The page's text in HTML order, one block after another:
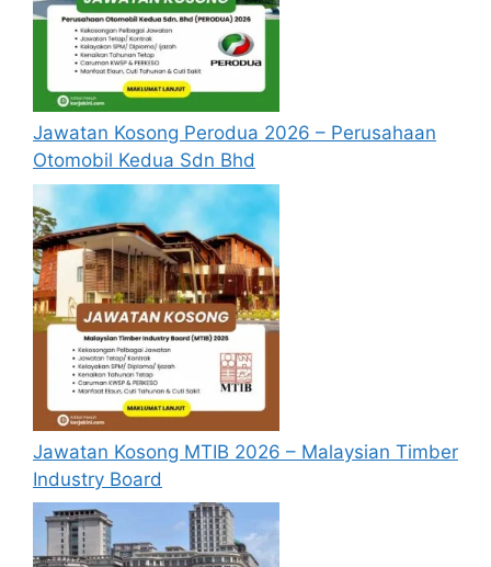
Jawatan Kosong Perodua 2026 – Perusahaan
Otomobil Kedua Sdn Bhd
Jawatan Kosong MTIB 2026 – Malaysian Timber
Industry Board